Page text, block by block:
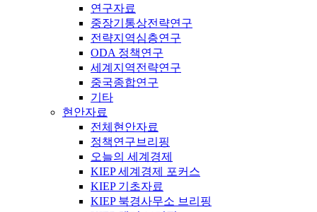
연구자료
중장기통상전략연구
전략지역심층연구
ODA 정책연구
세계지역전략연구
중국종합연구
기타
현안자료
전체현안자료
정책연구브리핑
오늘의 세계경제
KIEP 세계경제 포커스
KIEP 기초자료
KIEP 북경사무소 브리핑